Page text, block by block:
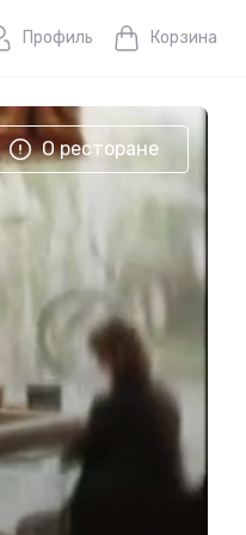
Профиль Корзина
О ресторане